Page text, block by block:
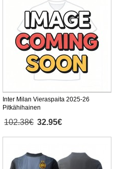
Inter Milan Vieraspaita 2025-26
Pitkähihainen
102.38€ 32.95€